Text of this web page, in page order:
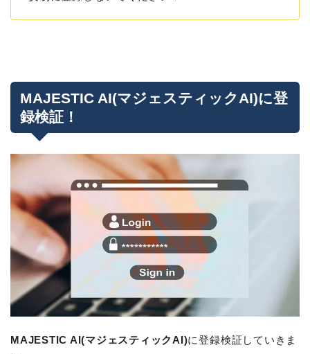
MAJESTIC AI(マジェスティックAI)に登
録検証！
MAJESTIC AI(マジェスティックAI)に登録検証していきま